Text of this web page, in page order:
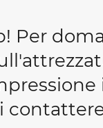
Per